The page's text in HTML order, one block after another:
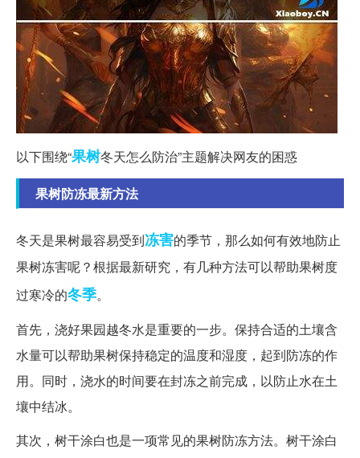
以下围绕“果树冬天怎么防治”主题解决网友的困惑
果树防冻最新方法
冬天是果树最容易受到冻害的季节，那么如何有效地防止
果树冻害呢？根据最新研究，有几种方法可以帮助果树度
过寒冷的冬季。
首先，浇好果园越冬水是重要的一步。保持合适的土壤含
水量可以帮助果树保持稳定的温度和湿度，起到防冻的作
用。同时，浇水的时间要在封冻之前完成，以防止水在土
壤中结冰。
其次，树干涂白也是一项常见的果树防冻方法。树干涂白